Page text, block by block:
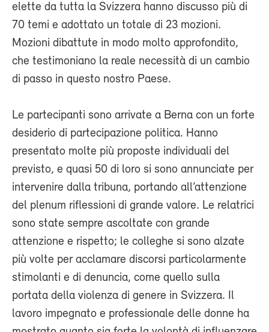
elette da tutta la Svizzera hanno discusso più di
70 temi e adottato un totale di 23 mozioni.
Mozioni dibattute in modo molto approfondito,
che testimoniano la reale necessità di un cambio
di passo in questo nostro Paese.
Le partecipanti sono arrivate a Berna con un forte
desiderio di partecipazione politica. Hanno
presentato molte più proposte individuali del
previsto, e quasi 50 di loro si sono annunciate per
intervenire dalla tribuna, portando all’attenzione
del plenum riflessioni di grande valore. Le relatrici
sono state sempre ascoltate con grande
attenzione e rispetto; le colleghe si sono alzate
più volte per acclamare discorsi particolarmente
stimolanti e di denuncia, come quello sulla
portata della violenza di genere in Svizzera. Il
lavoro impegnato e professionale delle donne ha